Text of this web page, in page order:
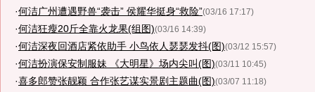
·何洁广州遭遇野兽“袭击” 侯耀华挺身“救险”(03/16 17:17)
·何洁狂瘦20斤全靠火龙果(组图)(03/16 14:39)
·何洁深夜回酒店紧依助手 小鸟依人瑟瑟发抖(图)(03/12 15:57)
·何洁扮演保安制服妹 《大明星》场内尖叫(图)(03/11 10:45)
·喜多郎赞张靓颖 合作张艺谋实景剧主题曲(图)(03/07 11:18)